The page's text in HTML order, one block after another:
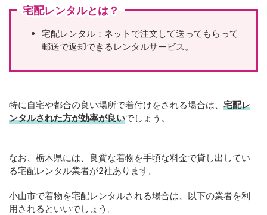
宅配レンタルとは？
宅配レンタル：ネットで注文して送ってもらって
郵送で返却できるレンタルサービス。
特に自宅や都合の良い場所で着付けをされる場合は、 宅配レ
ンタルされた方が効率が良いでしょう。
なお、栃木県には、良質な着物を手頃な料金で貸し出してい
る宅配レンタル業者が2社あります。
小山市で着物を宅配レンタルされる場合は、以下の業者を利
用されるといいでしょう。